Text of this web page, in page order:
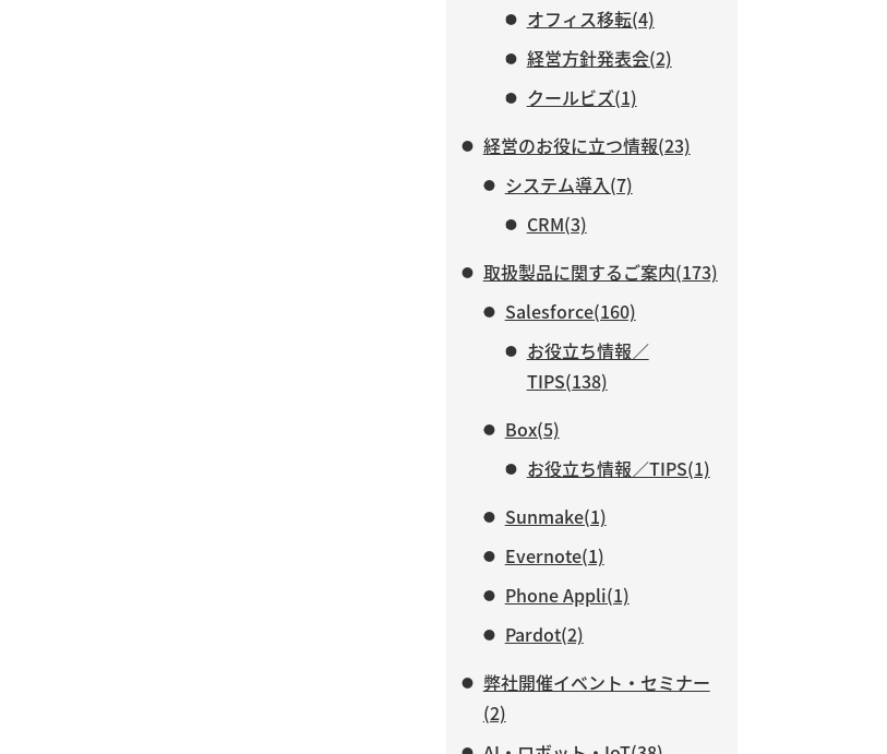
オフィス移転(4)
経営方針発表会(2)
クールビズ(1)
経営のお役に立つ情報(23)
システム導入(7)
CRM(3)
取扱製品に関するご案内(173)
Salesforce(160)
お役立ち情報／
TIPS(138)
Box(5)
お役立ち情報／TIPS(1)
Sunmake(1)
Evernote(1)
Phone Appli(1)
Pardot(2)
弊社開催イベント・セミナー
(2)